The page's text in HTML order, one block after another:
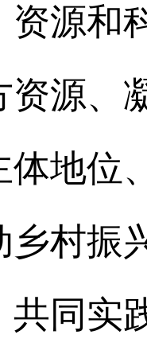
源和
资源、
体地位
乡村振
同实